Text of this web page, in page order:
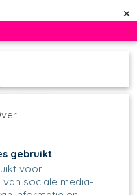
×
Geen producten
gebruikt
voor
sociale media-